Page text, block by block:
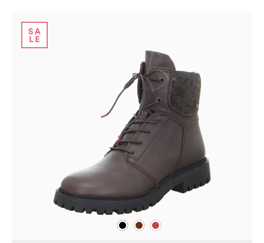
schwarz
braunrot